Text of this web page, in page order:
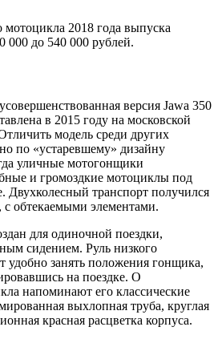
мотоцикла 2018 года выпуска
000 до 540 000 рублей.
версия Jаwa 350
в 2015 году на московской
модель среди других
по «устаревшему» дизайну
уличные мотогонщики
и громоздкие мотоциклы под
Двухколесный транспорт получился
обтекаемыми элементами.
для одиночной поездки,
сидением. Руль низкого
удобно занять положения гонщика,
на поездке. О
напоминают его классические
выхлопная труба, круглая
красная расцветка корпуса.